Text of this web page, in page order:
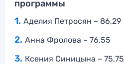
программы
Аделия Петросян – 86,29
Анна Фролова – 76,55
Ксения Синицына – 75,75